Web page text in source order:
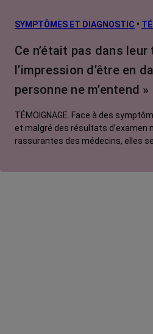
SYMPTÔMES ET DIAGNOSTIC •
Ce n’était pas dans leur
l’impression d’être en
personne ne m’entend »
TÉMOIGNAGE. Face à des
et malgré des résultats d’examen
rassurantes des médecins, elles